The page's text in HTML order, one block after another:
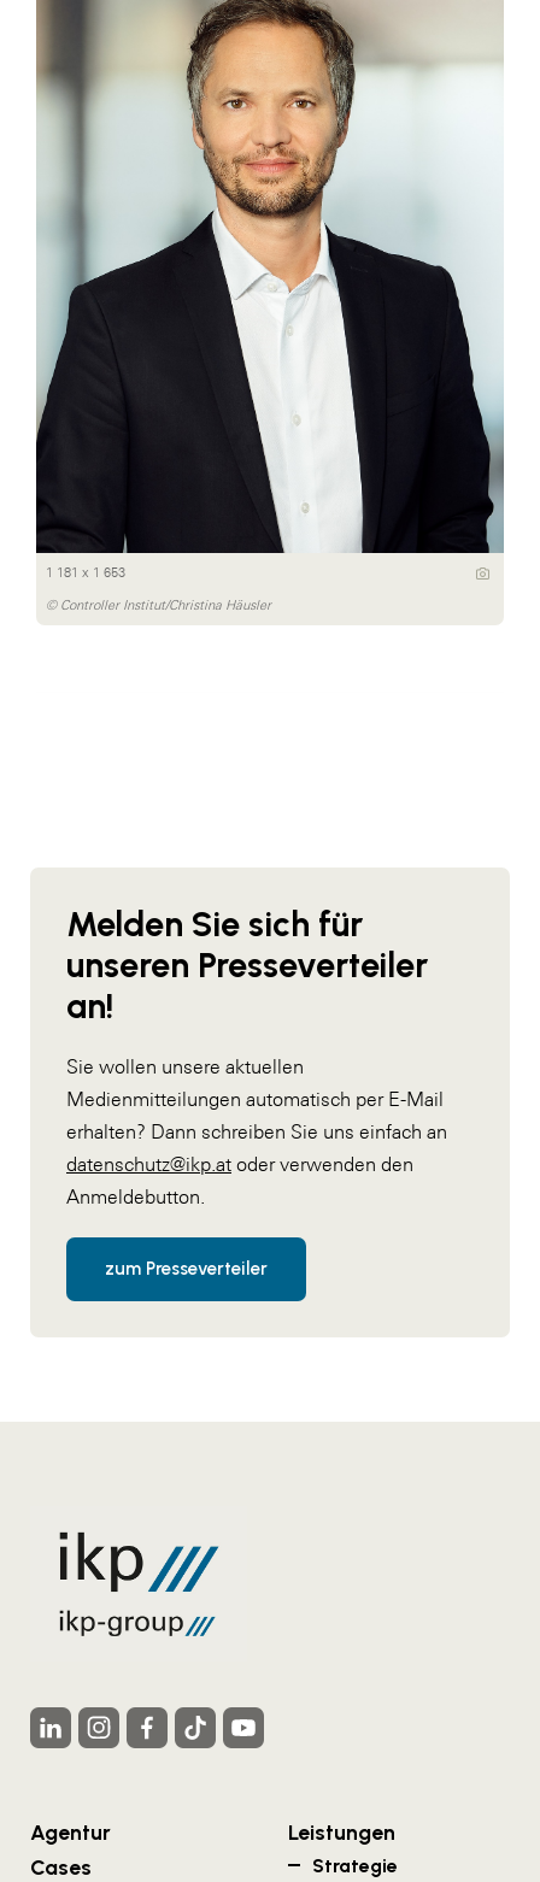
1 181 x 1 653
© Controller Institut/Christina Häusler
Melden Sie sich für
unseren Presseverteiler
an!
Sie wollen unsere aktuellen
Medienmitteilungen automatisch per E-Mail
erhalten? Dann schreiben Sie uns einfach an
datenschutz@ikp.at oder verwenden den
Anmeldebutton.
zum Presseverteiler
Agentur
Cases
Leistungen
Strategie